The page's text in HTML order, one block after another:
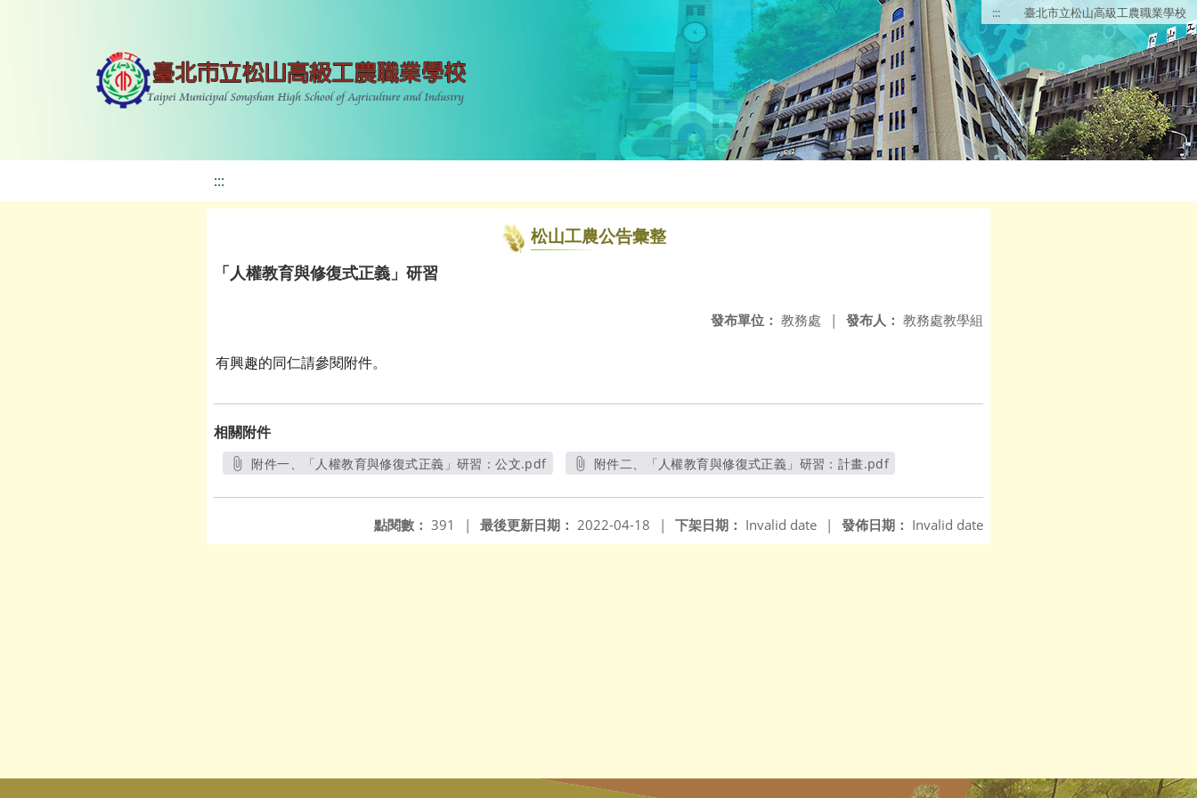
::: 臺北市立松山高級工農職業學校
:::
松山工農公告彙整
「人權教育與修復式正義」研習
發布人： 教務處教學組
發布單位： 教務處 |
有興趣的同仁請參閱附件。
相關附件
附件一、「人權教育與修復式正義」研習：公文.pdf
附件二、「人權教育與修復式正義」研習：計畫.pdf
發佈日期： Invalid date
下架日期： Invalid date |
最後更新日期： 2022-04-18 |
點閱數： 391 |